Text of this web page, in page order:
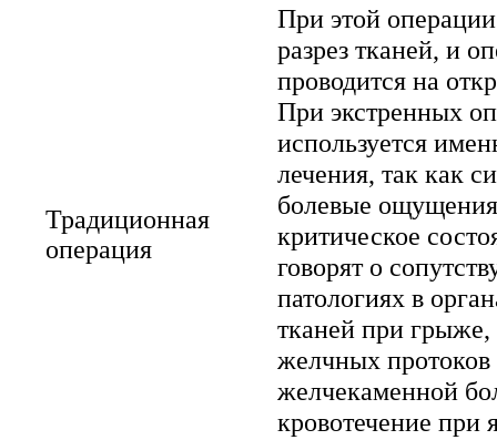
Традиционная
операция
При этой операции
разрез тканей, и
проводится на
При экстренных
используется
лечения, так как
болевые
критическое
говорят о
патологиях в
тканей при грыже,
желчных
желчекаменной
кровотечение при